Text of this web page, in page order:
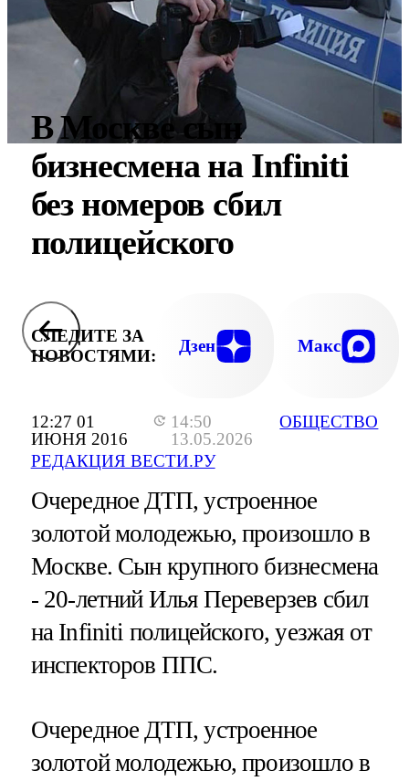
12:27 01
ИЮНЯ 2016
14:50
13.05.2026
РЕДАКЦИЯ ВЕСТИ.РУ
ОБЩЕСТВО
В Москве сын
бизнесмена на Infiniti
без номеров сбил
полицейского
СЛЕДИТЕ ЗА
НОВОСТЯМИ:
Дзен Макс
Очередное ДТП, устроенное
золотой молодежью, произошло в
Москве. Сын крупного бизнесмена
- 20-летний Илья Переверзев сбил
на Infiniti полицейского, уезжая от
инспекторов ППС.
Очередное ДТП, устроенное
золотой молодежью, произошло в